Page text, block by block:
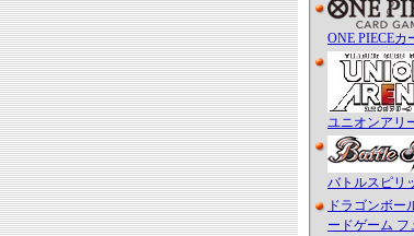
ONE PIECEカ
ユニオンアリ
バトルスピリ
ドラゴンボー
ードゲーム フ